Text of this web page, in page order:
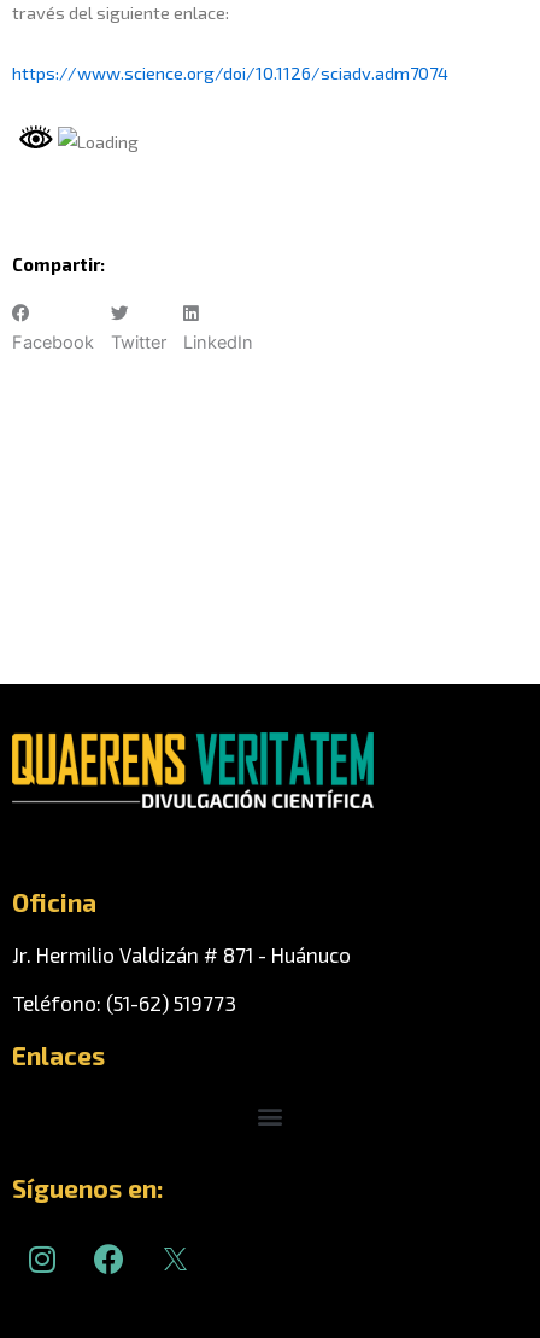
través del siguiente enlace:
https://www.science.org/doi/10.1126/sciadv.adm7074
Compartir:
Facebook Twitter LinkedIn
Oficina
Jr. Hermilio Valdizán # 871 - Huánuco
Teléfono: (51-62) 519773
Enlaces
Menu
Síguenos en:
I
n
F
a